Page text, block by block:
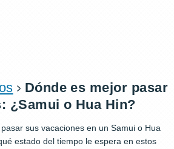
Dónde es mejor pasar
¿Samui o Hua Hin?
sus vacaciones en un Samui o Hua
estado del tiempo le espera en estos